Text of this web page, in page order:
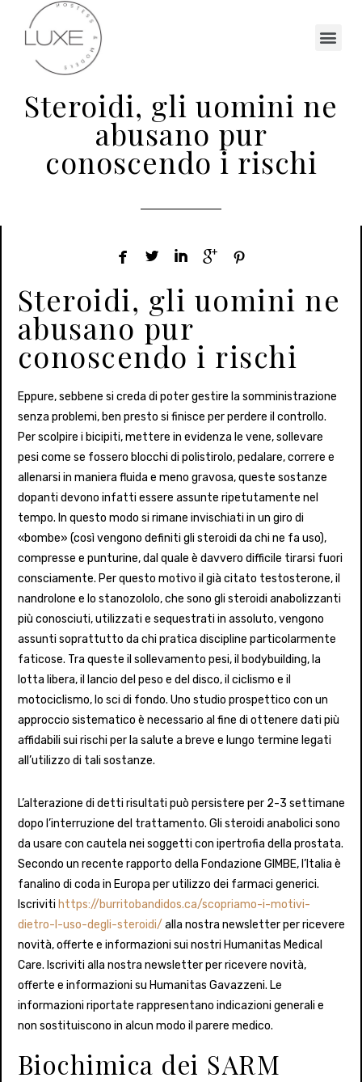
Steroidi, gli uomini ne
abusano pur
conoscendo i rischi
    
Steroidi, gli uomini ne
abusano pur
conoscendo i rischi
Eppure, sebbene si creda di poter gestire la somministrazione
senza problemi, ben presto si finisce per perdere il controllo.
Per scolpire i bicipiti, mettere in evidenza le vene, sollevare
pesi come se fossero blocchi di polistirolo, pedalare, correre e
allenarsi in maniera fluida e meno gravosa, queste sostanze
dopanti devono infatti essere assunte ripetutamente nel
tempo. In questo modo si rimane invischiati in un giro di
«bombe» (così vengono definiti gli steroidi da chi ne fa uso),
compresse e punturine, dal quale è davvero difficile tirarsi fuori
consciamente. Per questo motivo il già citato testosterone, il
nandrolone e lo stanozololo, che sono gli steroidi anabolizzanti
più conosciuti, utilizzati e sequestrati in assoluto, vengono
assunti soprattutto da chi pratica discipline particolarmente
faticose. Tra queste il sollevamento pesi, il bodybuilding, la
lotta libera, il lancio del peso e del disco, il ciclismo e il
motociclismo, lo sci di fondo. Uno studio prospettico con un
approccio sistematico è necessario al fine di ottenere dati più
affidabili sui rischi per la salute a breve e lungo termine legati
all’utilizzo di tali sostanze.
L’alterazione di detti risultati può persistere per 2-3 settimane
dopo l’interruzione del trattamento. Gli steroidi anabolici sono
da usare con cautela nei soggetti con ipertrofia della prostata.
Secondo un recente rapporto della Fondazione GIMBE, l’Italia è
fanalino di coda in Europa per utilizzo dei farmaci generici.
Iscriviti https://burritobandidos.ca/scopriamo-i-motivi-
dietro-l-uso-degli-steroidi/ alla nostra newsletter per ricevere
novità, offerte e informazioni sui nostri Humanitas Medical
Care. Iscriviti alla nostra newsletter per ricevere novità,
offerte e informazioni su Humanitas Gavazzeni. Le
informazioni riportate rappresentano indicazioni generali e
non sostituiscono in alcun modo il parere medico.
Biochimica dei SARM